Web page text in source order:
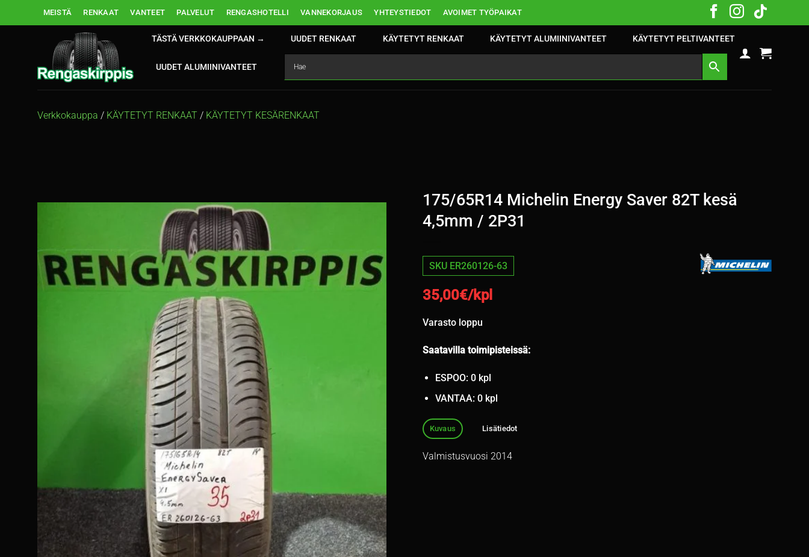
MEISTÄ RENKAAT VANTEET PALVELUT RENGASHOTELLI VANNEKORJAUS YHTEYSTIEDOT AVOIMET TYÖPAIKAT
TÄSTÄ VERKKOKAUPPAAN → UUDET RENKAAT KÄYTETYT RENKAAT KÄYTETYT ALUMIINIVANTEET KÄYTETYT PELTIVANTEET
UUDET ALUMIINIVANTEET
Verkkokauppa / KÄYTETYT RENKAAT / KÄYTETYT KESÄRENKAAT
175/65R14 Michelin Energy Saver 82T kesä
4,5mm / 2P31
SKU ER260126-63
35,00€/kpl
Varasto loppu
Saatavilla toimipisteissä:
ESPOO: 0 kpl
VANTAA: 0 kpl
Kuvaus Lisätiedot
Valmistusvuosi 2014